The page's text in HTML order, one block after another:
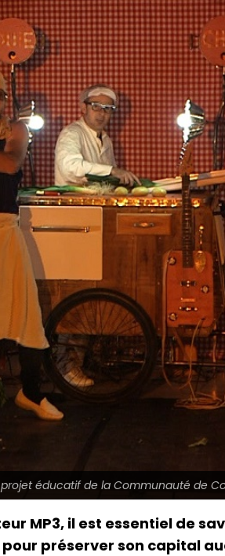
éducatif de la Communauté de
MP3, il est essentiel de
préserver son capital